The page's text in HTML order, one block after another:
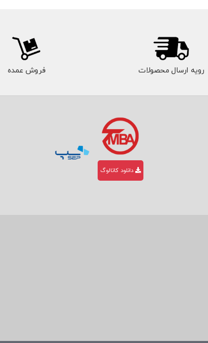
رویه ارسال محصولات فروش عمده
دانلود کاتالوگ